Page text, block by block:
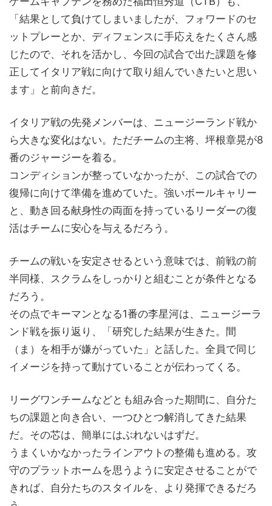
「結果として負けてしまいましたが、フォワードのセ
ットプレーとか、ディフェンスに手応えをたくさん感
じたので、それを活かし、今回の試合で出た課題を修
正してイタリア戦に向けて取り組んでいきたいと思い
ます」と前向きだ。
イタリア戦の先発メンバーは、ニュージーランド戦か
ら大きな変化はない。ただチームの主将、坪根章晃が8
番のジャージーを着る。
コンディションが整っていなかったが、この試合での
復帰に向けて準備を進めていた。強いボールキャリー
と、動き回る献身性の両面を持っているリーダーの復
活はチームに安心を与えるだろう。
チームの戦いを安定させるという意味では、前戦の前
半同様、スクラムをしっかりと組むことが条件となる
だろう。
その点でキーマンとなる1番の李星河は、ニュージーラ
ンド戦を振り返り、「研究した結果が生きた。間
（ま）を相手が嫌がっていた」と話した。全員で同じ
イメージを持って動けていることが伝わってくる。
リーグワンチームなどとも組み合った期間に、自分た
ちの課題と向き合い、一つひとつ解消してきた結果
だ。その芯は、簡単にはぶれないはずだ。
うまくいかなかったラインアウトの整備も進める。攻
守のプラットホームを思うように安定させることがで
きれば、自分たちのスタイルを、より発揮できるだろ